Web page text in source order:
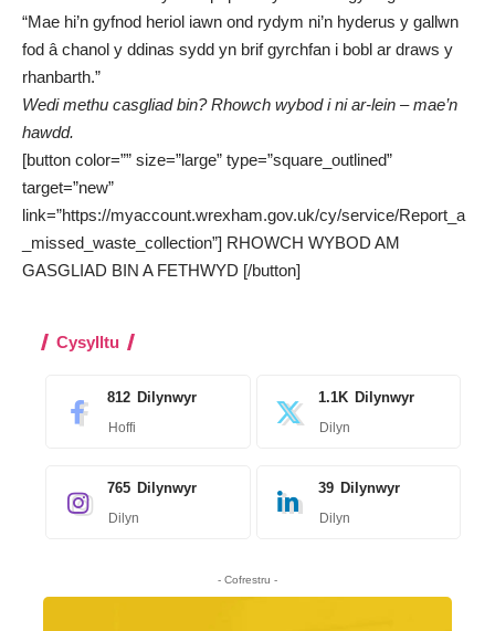
“Mae hi’n gyfnod heriol iawn ond rydym ni’n hyderus y gallwn
fod â chanol y ddinas sydd yn brif gyrchfan i bobl ar draws y
rhanbarth.”
Wedi methu casgliad bin? Rhowch wybod i ni ar-lein – mae’n
hawdd.
[button color=”” size=”large” type=”square_outlined”
target=”new”
link=”https://myaccount.wrexham.gov.uk/cy/service/Report_a
_missed_waste_collection”] RHOWCH WYBOD AM
GASGLIAD BIN A FETHWYD [/button]
Cysylltu
812 Dilynwyr
Hoffi
1.1K Dilynwyr
Dilyn
765 Dilynwyr
Dilyn
39 Dilynwyr
Dilyn
- Cofrestru -